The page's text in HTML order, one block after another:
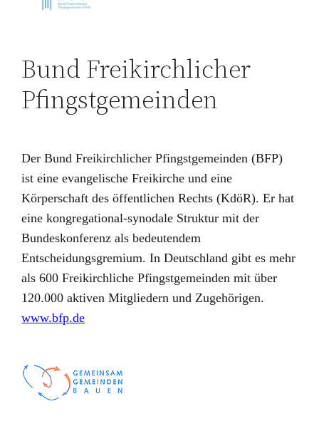
Bund Freikirchlicher
Pfingstgemeinden
Der Bund Freikirchlicher Pfingstgemeinden (BFP)
ist eine evangelische Freikirche und eine
Körperschaft des öffentlichen Rechts (KdöR). Er hat
eine kongregational-synodale Struktur mit der
Bundeskonferenz als bedeutendem
Entscheidungsgremium. In Deutschland gibt es mehr
als 600 Freikirchliche Pfingstgemeinden mit über
120.000 aktiven Mitgliedern und Zugehörigen.
www.bfp.de